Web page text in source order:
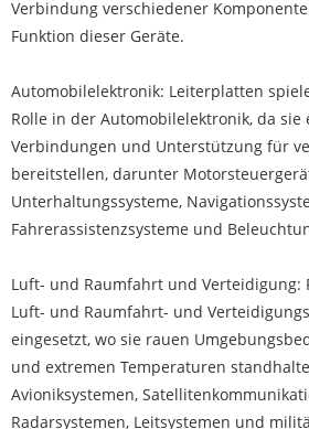
Verbindung verschiedener
Funktion dieser Geräte.
Automobilelektronik: Leiterplatten
Rolle in der Automobilelektronik, da sie
Verbindungen und Unterstützung für
bereitstellen, darunter
Unterhaltungssysteme,
Fahrerassistenzsysteme und
Luft- und Raumfahrt und Verteidigung:
Luft- und Raumfahrt- und
eingesetzt, wo sie rauen
und extremen Temperaturen
Avioniksystemen,
Radarsystemen, Leitsystemen und